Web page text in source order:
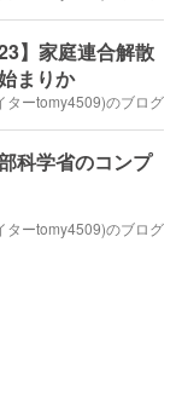
】家庭連合解散
まりか
ターtomy4509)のブログ
科学省のコンプ
ターtomy4509)のブログ